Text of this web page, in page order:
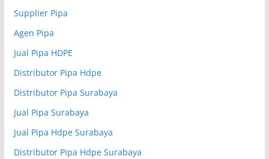
Supplier Pipa
Agen Pipa
Jual Pipa HDPE
Distributor Pipa Hdpe
Distributor Pipa Surabaya
Jual Pipa Surabaya
Jual Pipa Hdpe Surabaya
Distributor Pipa Hdpe Surabaya